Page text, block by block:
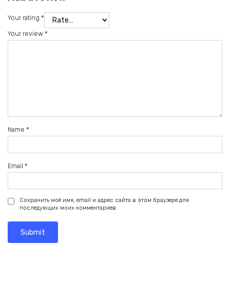
Your rating *
Your review *
Name *
Email *
Сохранить моё имя, email и адрес сайта в этом браузере для
последующих моих комментариев.